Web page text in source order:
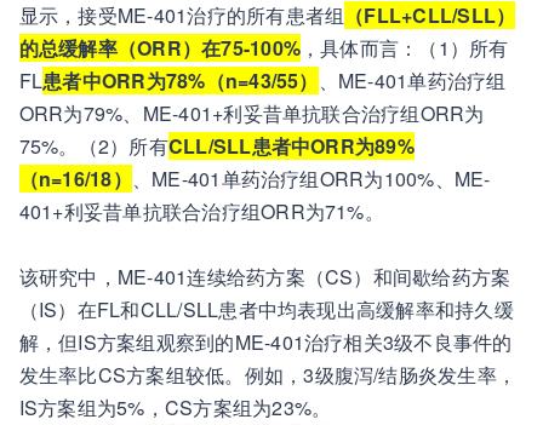
显示，接受ME-401治疗的所有患者组 （FLL+CLL/SLL）
的总缓解率（ORR）在75-100% ，具体而言：（1）所有
FL患者中ORR为78%（n=43/55） 、ME-401单药治疗组
ORR为79%、ME-401+利妥昔单抗联合治疗组ORR为
75%。（2）所有CLL/SLL患者中ORR为89%
（n=16/18） 、ME-401单药治疗组ORR为100%、ME-
401+利妥昔单抗联合治疗组ORR为71%。
该研究中，ME-401连续给药方案（CS）和间歇给药方案
（IS）在FL和CLL/SLL患者中均表现出高缓解率和持久缓
解，但IS方案组观察到的ME-401治疗相关3级不良事件的
发生率比CS方案组较低。例如，3级腹泻/结肠炎发生率，
IS方案组为5%，CS方案组为23%。